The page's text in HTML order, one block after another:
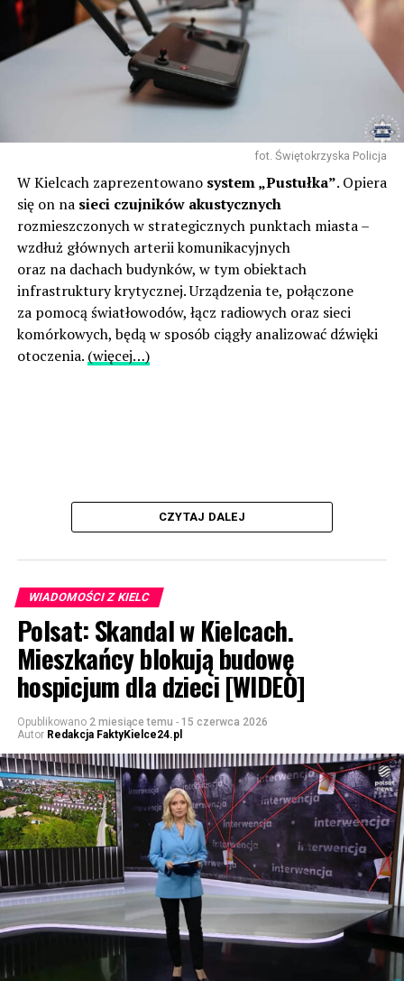
fot. Świętokrzyska Policja
W Kielcach zaprezentowano system „Pustułka”. Opiera
się on na sieci czujników akustycznych
rozmieszczonych w strategicznych punktach miasta –
wzdłuż głównych arterii komunikacyjnych
oraz na dachach budynków, w tym obiektach
infrastruktury krytycznej. Urządzenia te, połączone
za pomocą światłowodów, łącz radiowych oraz sieci
komórkowych, będą w sposób ciągły analizować dźwięki
otoczenia. (więcej…)
CZYTAJ DALEJ
WIADOMOŚCI Z KIELC
Polsat: Skandal w Kielcach.
Mieszkańcy blokują budowę
hospicjum dla dzieci [WIDEO]
Opublikowano 2 miesiące temu - 15 czerwca 2026
Autor Redakcja FaktyKielce24.pl